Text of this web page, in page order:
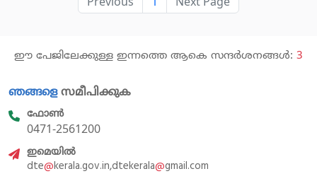
ഈ പേജിലേക്കുള്ള ഇന്നത്തെ ആകെ സന്ദർശനങ്ങൾ: 3
ഞങ്ങളെസമീപിക്കുക
ഫോൺ
0471-2561200
ഇമെയിൽ
dte@kerala.gov.in,dtekerala@gmail.com